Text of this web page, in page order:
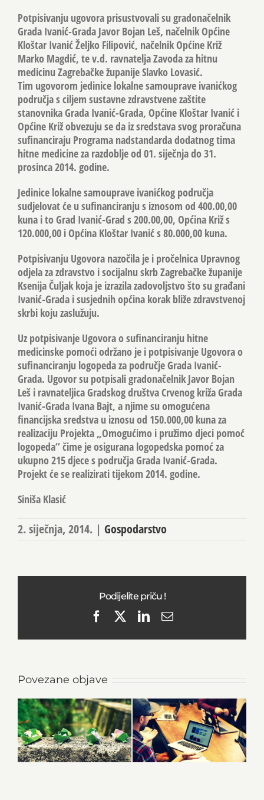
Potpisivanju ugovora prisustvovali su gradonačelnik
Grada Ivanić-Grada Javor Bojan Leš, načelnik Općine
Kloštar Ivanić Željko Filipović, načelnik Općine Križ
Marko Magdić, te v.d. ravnatelja Zavoda za hitnu
medicinu Zagrebačke županije Slavko Lovasić.
Tim ugovorom jedinice lokalne samouprave ivanićkog
područja s ciljem sustavne zdravstvene zaštite
stanovnika Grada Ivanić-Grada, Općine Kloštar Ivanić i
Općine Križ obvezuju se da iz sredstava svog proračuna
sufinanciraju Programa nadstandarda dodatnog tima
hitne medicine za razdoblje od 01. siječnja do 31.
prosinca 2014. godine.
Jedinice lokalne samouprave ivanićkog područja
sudjelovat će u sufinanciranju s iznosom od 400.00,00
kuna i to Grad Ivanić-Grad s 200.00,00, Općina Križ s
120.000,00 i Općina Kloštar Ivanić s 80.000,00 kuna.
Potpisivanju Ugovora nazočila je i pročelnica Upravnog
odjela za zdravstvo i socijalnu skrb Zagrebačke županije
Ksenija Čuljak koja je izrazila zadovoljstvo što su građani
Ivanić-Grada i susjednih općina korak bliže zdravstvenoj
skrbi koju zaslužuju.
Uz potpisivanje Ugovora o sufinanciranju hitne
medicinske pomoći održano je i potpisivanje Ugovora o
sufinanciranju logopeda za područje Grada Ivanić-
Grada. Ugovor su potpisali gradonačelnik Javor Bojan
Leš i ravnateljica Gradskog društva Crvenog križa Grada
Ivanić-Grada Ivana Bajt, a njime su omogućena
financijska sredstva u iznosu od 150.000,00 kuna za
realizaciju Projekta „Omogućimo i pružimo djeci pomoć
logopeda“ čime je osigurana logopedska pomoć za
ukupno 215 djece s područja Grada Ivanić-Grada.
Projekt će se realizirati tijekom 2014. godine.
Siniša Klasić
2. siječnja, 2014. | Gospodarstvo
Podijelite priču !
FacebookLinkedIn
Email
Povezane objave